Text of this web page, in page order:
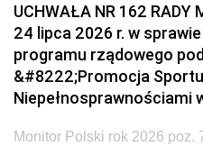
UCHWAŁA NR 162 RADY
24 lipca 2026 r. w
programu rządowego
&#8222;Promocja
Niepełnosprawnościami
Monitor Polski rok 2026 poz.